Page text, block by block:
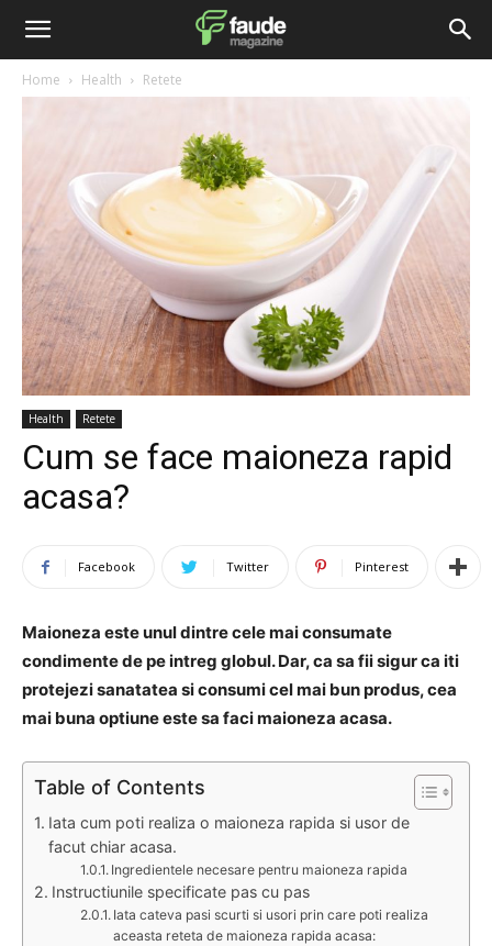
Home Health Retete
Health Retete
Cum se face maioneza rapid
acasa?
Facebook Twitter Pinterest
Maioneza este unul dintre cele mai consumate
condimente de pe intreg globul. Dar, ca sa fii sigur ca iti
protejezi sanatatea si consumi cel mai bun produs, cea
mai buna optiune este sa faci maioneza acasa.
Table of Contents
Iata cum poti realiza o maioneza rapida si usor de
facut chiar acasa.
Ingredientele necesare pentru maioneza rapida
Instructiunile specificate pas cu pas
Iata cateva pasi scurti si usori prin care poti realiza
aceasta reteta de maioneza rapida acasa: